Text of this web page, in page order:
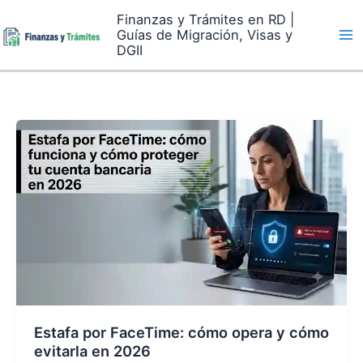
to
content
Finanzas y Trámites en RD |
Guías de Migración, Visas y
DGII
Estafa por FaceTime: cómo opera y cómo
evitarla en 2026